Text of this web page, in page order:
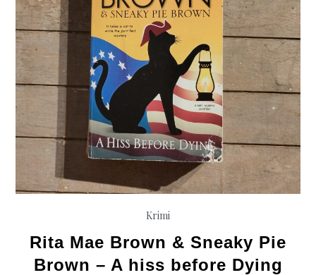
Krimi
Rita Mae Brown & Sneaky Pie
Brown – A hiss before Dying